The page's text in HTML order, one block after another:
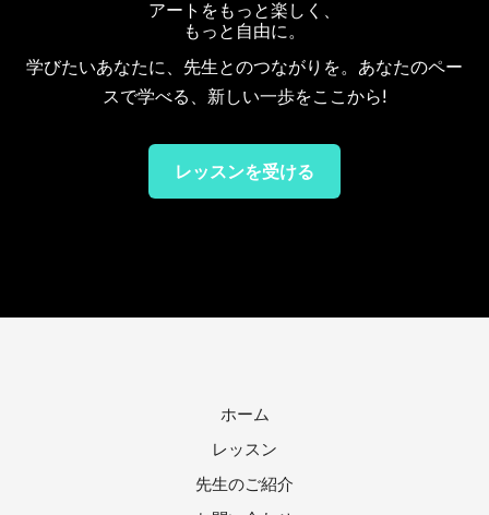
アートをもっと楽しく、
もっと自由に。
学びたいあなたに、先生とのつながりを。あなたのペー
スで学べる、新しい一歩をここから!
レッスンを受ける
ホーム
レッスン
先生のご紹介